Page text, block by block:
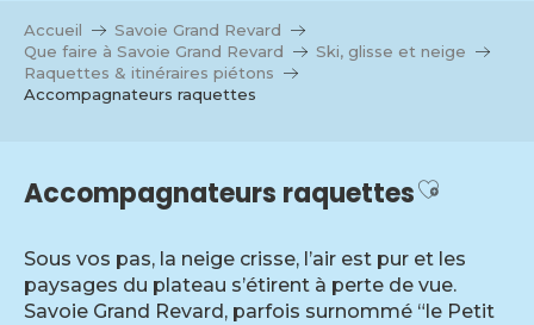
contenu
principal
Accueil
Savoie Grand Revard
Que faire à Savoie Grand Revard
Ski, glisse et neige
Raquettes & itinéraires piétons
Accompagnateurs raquettes
Accompagnateurs raquettesAjouter
Sous vos pas, la neige crisse, l’air est pur et les
paysages du plateau s’étirent à perte de vue.
Savoie Grand Revard, parfois surnommé “le Petit